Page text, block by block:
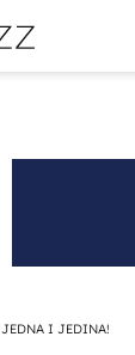
JEDNA I JEDINA!